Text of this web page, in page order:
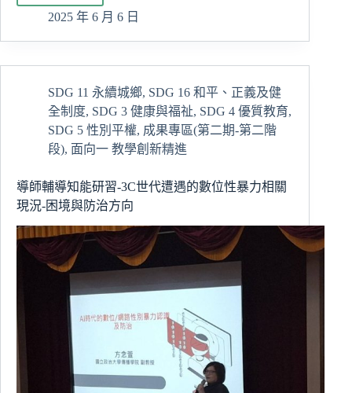
全
經
營
理
專
題
競
智
慧
永
續
管
理
學
院
奪
12
項
大
2025 年 6 月 6 日
SDG 11 永續城鄉, SDG 16 和平、正義及健
全制度, SDG 3 健康與福祉, SDG 4 優質教育,
SDG 5 性別平權, 成果專區(第二期-第二階
段), 面向一 教學創新精進
導師輔導知能研習-3C世代遭遇的數位性暴力相關
現況-困境與防治方向